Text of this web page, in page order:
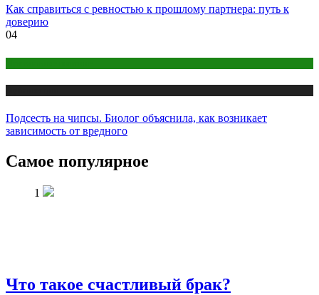
Как справиться с ревностью к прошлому партнера: путь к
доверию
04
Подсесть на чипсы. Биолог объяснила, как возникает
зависимость от вредного
Самое популярное
1
Что такое счастливый брак?